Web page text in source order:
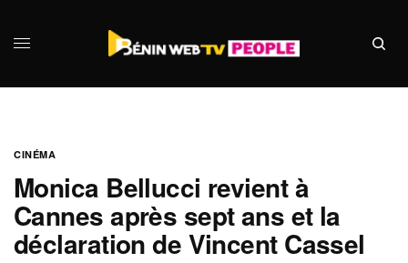
CINÉMA
Monica Bellucci revient à
Cannes après sept ans et la
déclaration de Vincent Cassel